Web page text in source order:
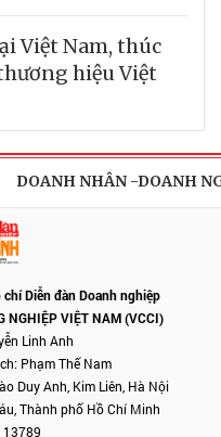
Việt Nam, thúc
hiệu Việt
DOANH NHÂN -DOANH
Diễn đàn Doanh nghiệp
NGHIỆP VIỆT NAM (VCCI)
Linh Anh
Phạm Thế Nam
Duy Anh, Kim Liên, Hà Nội
Thành phố Hồ Chí Minh